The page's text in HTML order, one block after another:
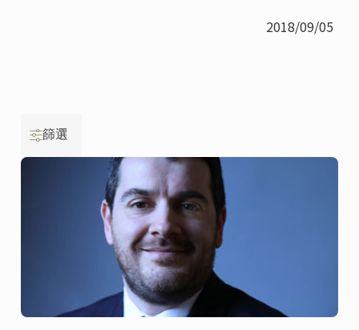
2018/09/05
篩選